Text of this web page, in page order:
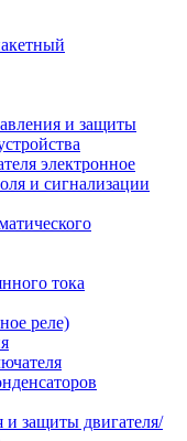
и защиты
электронное
и сигнализации
тока
реле)
и защиты двигателя/